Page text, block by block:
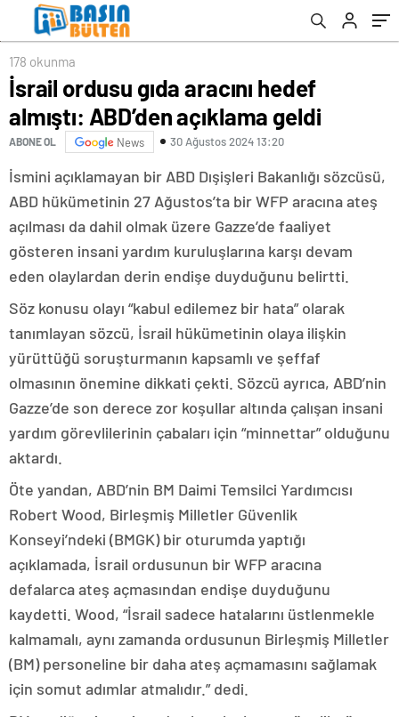
178 okunma
İsrail ordusu gıda aracını hedef
almıştı: ABD’den açıklama geldi
ABONE OL News 30 Ağustos 2024 13:20
İsmini açıklamayan bir ABD Dışişleri Bakanlığı sözcüsü,
ABD hükümetinin 27 Ağustos’ta bir WFP aracına ateş
açılması da dahil olmak üzere Gazze’de faaliyet
gösteren insani yardım kuruluşlarına karşı devam
eden olaylardan derin endişe duyduğunu belirtti.
Söz konusu olayı “kabul edilemez bir hata” olarak
tanımlayan sözcü, İsrail hükümetinin olaya ilişkin
yürüttüğü soruşturmanın kapsamlı ve şeffaf
olmasının önemine dikkati çekti. Sözcü ayrıca, ABD’nin
Gazze’de son derece zor koşullar altında çalışan insani
yardım görevlilerinin çabaları için “minnettar” olduğunu
aktardı.
Öte yandan, ABD’nin BM Daimi Temsilci Yardımcısı
Robert Wood, Birleşmiş Milletler Güvenlik
Konseyi’ndeki (BMGK) bir oturumda yaptığı
açıklamada, İsrail ordusunun bir WFP aracına
defalarca ateş açmasından endişe duyduğunu
kaydetti. Wood, “İsrail sadece hatalarını üstlenmekle
kalmamalı, aynı zamanda ordusunun Birleşmiş Milletler
(BM) personeline bir daha ateş açmamasını sağlamak
için somut adımlar atmalıdır.” dedi.